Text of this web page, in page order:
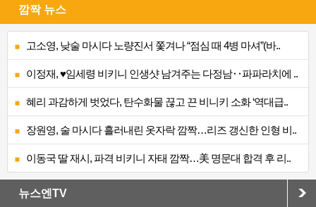
깜짝 뉴스
고소영, 낮술 마시다 노량진서 쫓겨나 “점심 때 4병 마셔”(바..
이정재, ♥임세령 비키니 인생샷 남겨주는 다정남‥파파라치에 ..
혜리 과감하게 벗었다, 탄수화물 끊고 끈 비니키 소화 ‘역대급..
장원영, 술 마시다 흘러내린 옷자락 깜짝…리즈 갱신한 인형 비..
이동국 딸 재시, 파격 비키니 자태 깜짝…美 명문대 합격 후 리..
뉴스엔TV